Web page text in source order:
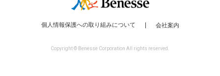
個人情報保護への取り組みについて 会社案内
Copyright © Benesse Corporation All rights reserved.